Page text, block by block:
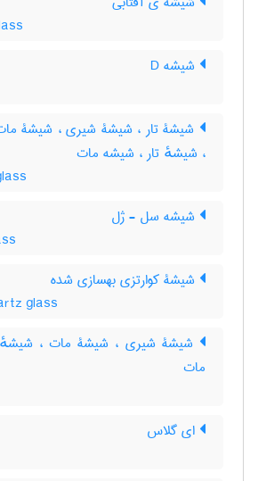
شیشه D
شیشۀ تار ، شیشۀ شیری ، شیشۀ
، شیشهٔ تار ، شیشه مات
شیشه سل - ژل
شیشۀ کوارتزی بهسازی شده
glass
شیشۀ شیری ، شیشۀ مات ،
مات
ای گلاس